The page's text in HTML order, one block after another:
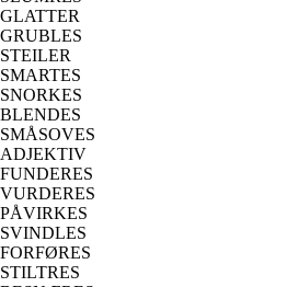
GLATTER
GRUBLES
STEILER
SMARTES
SNORKES
BLENDES
SMÅSOVES
ADJEKTIV
FUNDERES
VURDERES
PÅVIRKES
SVINDLES
FORFØRES
STILTRES